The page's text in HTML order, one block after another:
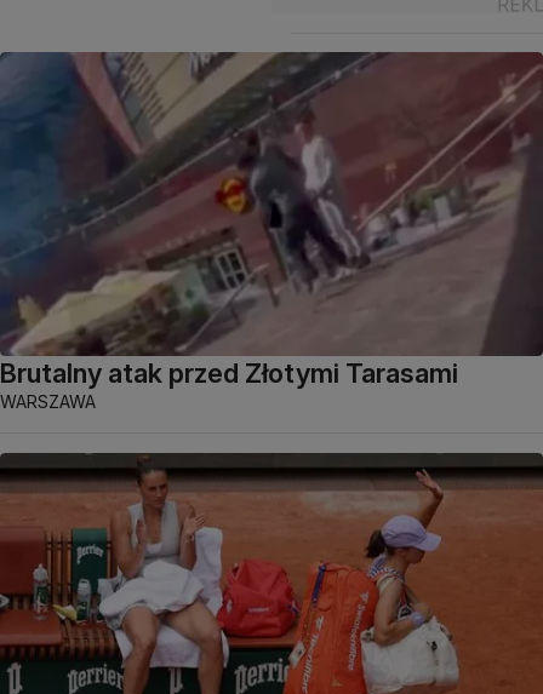
Brutalny atak przed Złotymi Tarasami
WARSZAWA